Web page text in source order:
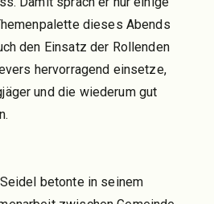
dieses Abends
den Einsatz der Rollenden
hervorragend einsetze,
und die wiederum gut
betonte in seinem